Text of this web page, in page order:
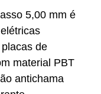
5,00 mm é
de
material PBT
antichama